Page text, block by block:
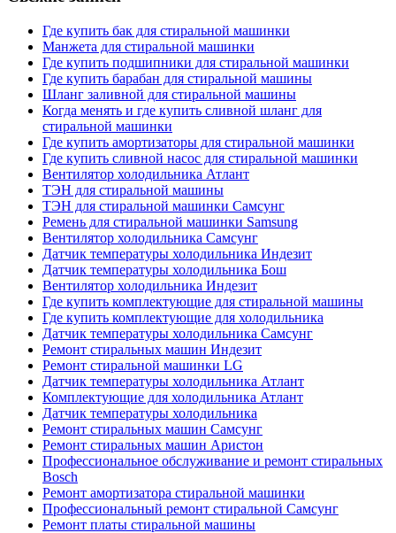
Где купить бак для стиральной машинки
Манжета для стиральной машинки
Где купить подшипники для стиральной машинки
Где купить барабан для стиральной машины
Шланг заливной для стиральной машины
Когда менять и где купить сливной шланг для
стиральной машинки
Где купить амортизаторы для стиральной машинки
Где купить сливной насос для стиральной машинки
Вентилятор холодильника Атлант
ТЭН для стиральной машины
ТЭН для стиральной машинки Самсунг
Ремень для стиральной машинки Samsung
Вентилятор холодильника Самсунг
Датчик температуры холодильника Индезит
Датчик температуры холодильника Бош
Вентилятор холодильника Индезит
Где купить комплектующие для стиральной машины
Где купить комплектующие для холодильника
Датчик температуры холодильника Самсунг
Ремонт стиральных машин Индезит
Ремонт стиральной машинки LG
Датчик температуры холодильника Атлант
Комплектующие для холодильника Атлант
Датчик температуры холодильника
Ремонт стиральных машин Самсунг
Ремонт стиральных машин Аристон
Профессиональное обслуживание и ремонт стиральных
Bosch
Ремонт амортизатора стиральной машинки
Профессиональный ремонт стиральной Самсунг
Ремонт платы стиральной машины